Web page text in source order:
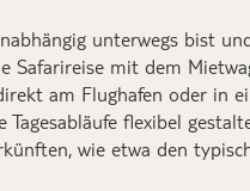
unterwegs bist
Safarireise mit dem
am Flughafen oder in
Tagesabläufe flexibel
, wie etwa den